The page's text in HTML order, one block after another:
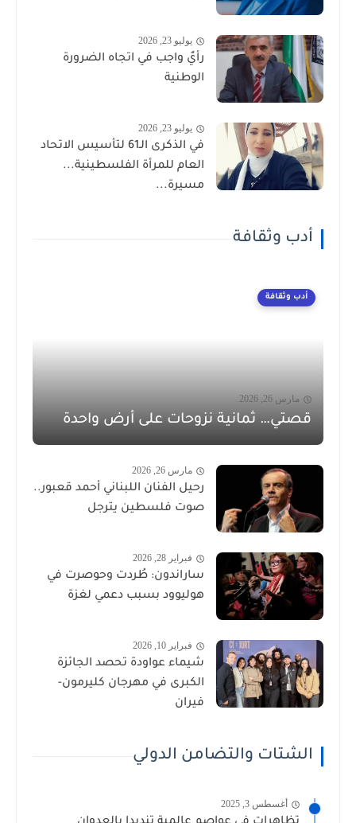
يوليو 23, 2026
رأيٌ واجب في اتجاه الضرورة
الوطنية
يوليو 23, 2026
في الذكرى الـ61 لتأسيس الاتحاد
العام للمرأة الفلسطينية...
مسيرة...
أدب وثقافة
أدب وثقافة
مارس 26, 2026
قصتي… ثمانية نزوحات على أرض واحدة
مارس 26, 2026
رحيل الفنان اللبناني أحمد قعبور..
صوت فلسطين يترجل
فبراير 28, 2026
ساراندون: طُردت وحوصرت في
هوليوود بسبب دعمي لغزة
فبراير 10, 2026
شيماء عواودة تحصد الجائزة
الكبرى في مهرجان كليرمون-
فيران
الشتات والتضامن الدولي
أغسطس 3, 2025